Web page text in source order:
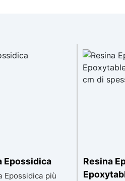
Epossidica
Epossidica più
Resina